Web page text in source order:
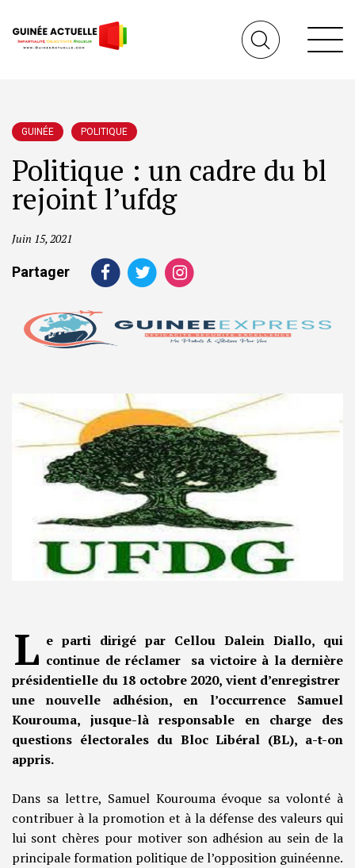
GUINÉE POLITIQUE
Politique : un cadre du bl
rejoint l’ufdg
Juin 15, 2021
Partager
L e parti dirigé par Cellou Dalein Diallo, qui
continue de réclamer sa victoire à la dernière
présidentielle du 18 octobre 2020, vient d’enregistrer
une nouvelle adhésion, en l’occurrence Samuel
Kourouma, jusque-là responsable en charge des
questions électorales du Bloc Libéral (BL), a-t-on
appris.
Dans sa lettre, Samuel Kourouma évoque sa volonté à
contribuer à la promotion et à la défense des valeurs qui
lui sont chères pour motiver son adhésion au sein de la
principale formation politique de l’opposition guinéenne.